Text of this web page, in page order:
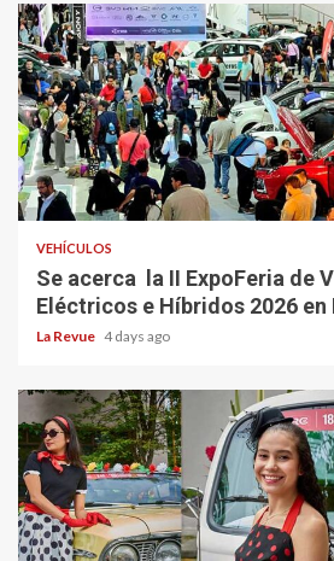
VEHÍCULOS
Se acerca la II ExpoFeria de
Eléctricos e Híbridos 2026 en
La Revue 4 days ago